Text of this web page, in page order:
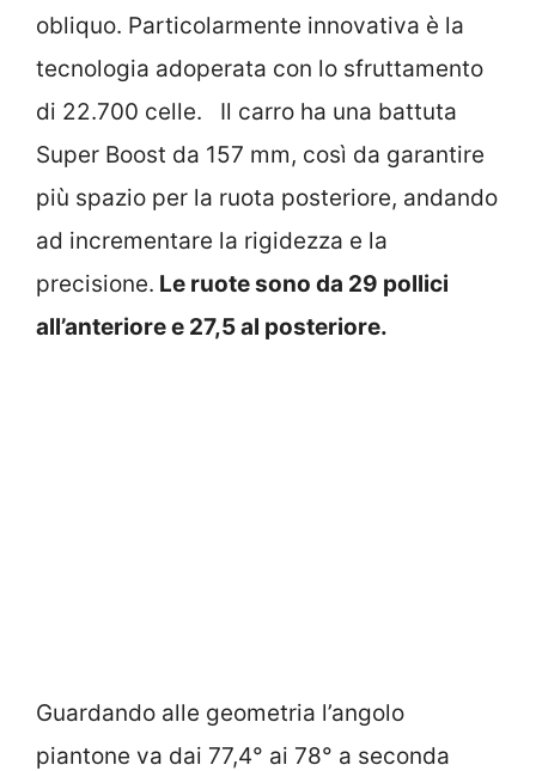
obliquo. Particolarmente innovativa è la
tecnologia adoperata con lo sfruttamento
di 22.700 celle. Il carro ha una battuta
Super Boost da 157 mm, così da garantire
più spazio per la ruota posteriore, andando
ad incrementare la rigidezza e la
precisione. Le ruote sono da 29 pollici
all’anteriore e 27,5 al posteriore.
Guardando alle geometria l’angolo
piantone va dai 77,4° ai 78° a seconda